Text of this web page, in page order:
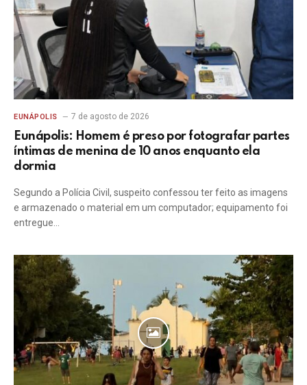
EUNÁPOLIS 7 de agosto de 2026
Eunápolis: Homem é preso por fotografar partes
íntimas de menina de 10 anos enquanto ela
dormia
Segundo a Polícia Civil, suspeito confessou ter feito as imagens
e armazenado o material em um computador; equipamento foi
entregue…